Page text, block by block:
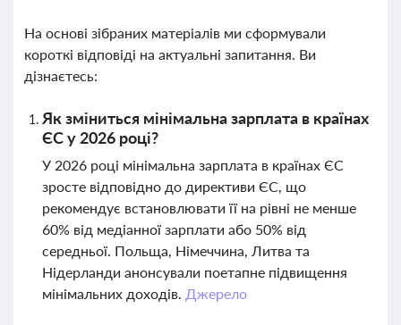
На основі зібраних матеріалів ми сформували
короткі відповіді на актуальні запитання. Ви
дізнаєтесь:
Як зміниться мінімальна зарплата в країнах
ЄС у 2026 році?
У 2026 році мінімальна зарплата в країнах ЄС
зросте відповідно до директиви ЄС, що
рекомендує встановлювати її на рівні не менше
60% від медіанної зарплати або 50% від
середньої. Польща, Німеччина, Литва та
Нідерланди анонсували поетапне підвищення
мінімальних доходів. Джерело